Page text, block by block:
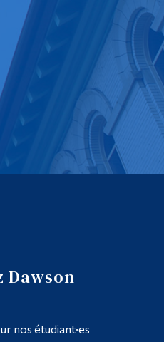
Dawson
nos étudiant·es